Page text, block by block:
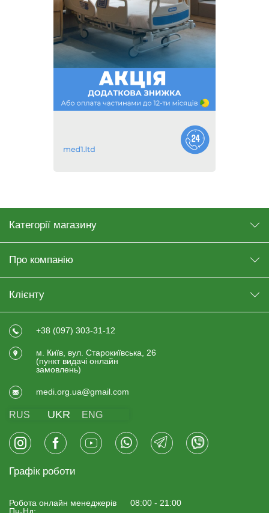
Категорії магазину
Про компанію
Клієнту
+38 (097) 303-31-12
м. Київ, вул. Старокиївська, 26
(пункт видачi онлайн
замовлень)
medi.org.ua@gmail.com
RUS UKR ENG
Графік роботи
Робота онлайн менеджерiв
08:00 - 21:00